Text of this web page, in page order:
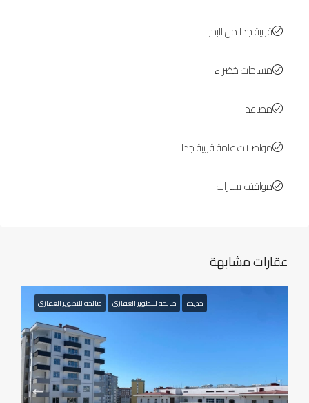
قريبة جدا من البحر
مساحات خضراء
مصاعد
مواصلات عامة قريبة جدا
مواقف سيارات
عقارات مشابهة
جديدة صالحة للتطوير العقاري صالحة للتطوير العقاري